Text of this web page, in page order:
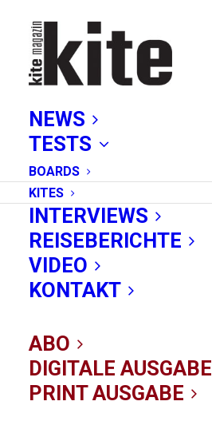
NEWS
TESTS
BOARDS
KITES
INTERVIEWS
REISEBERICHTE
VIDEO
KONTAKT
ABO
DIGITALE AUSGABE
PRINT AUSGABE
Asanas